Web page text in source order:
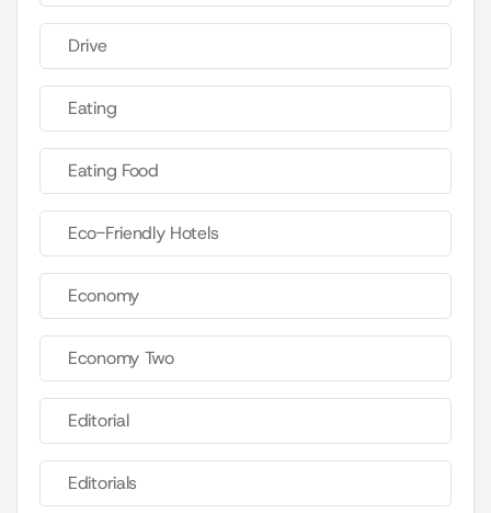
Drive
Eating
Eating Food
Eco-Friendly Hotels
Economy
Economy Two
Editorial
Editorials